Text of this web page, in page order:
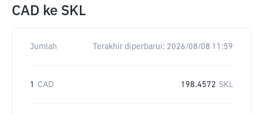
CAD ke SKL
Jumlah Terakhir diperbarui: 2026/08/08 11:59
1 CAD 198.4572 SKL